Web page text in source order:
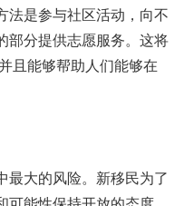
法是参与社区活动，向不
部分提供志愿服务。这将
且能够帮助人们能够在
最大的风险。新移民为了